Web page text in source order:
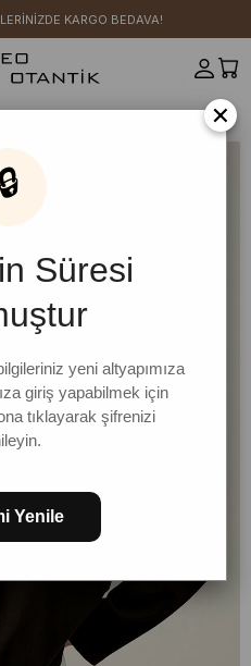
KARGO BEDAVA!
Body
×
Süresi
yeni altyapımıza
giriş yapabilmek için
tıklayarak şifrenizi
Yenile